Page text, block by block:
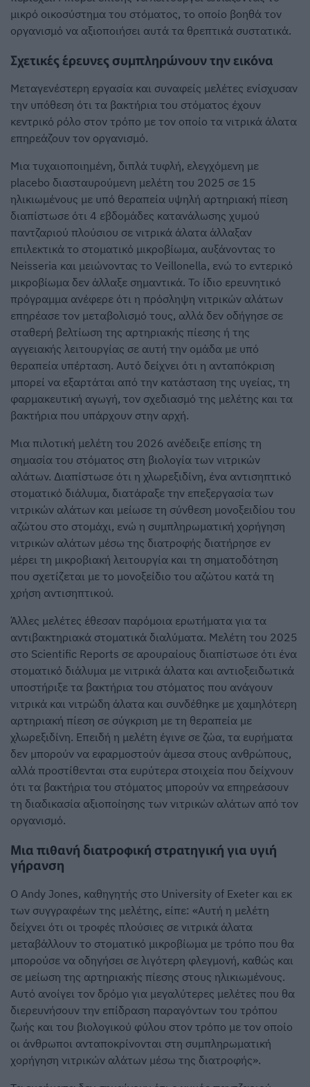
μικρό οικοσύστημα του στόματος, το οποίο βοηθά τον
οργανισμό να αξιοποιήσει αυτά τα θρεπτικά συστατικά.
Σχετικές έρευνες συμπληρώνουν την εικόνα
Μεταγενέστερη εργασία και συναφείς μελέτες ενίσχυσαν
την υπόθεση ότι τα βακτήρια του στόματος έχουν
κεντρικό ρόλο στον τρόπο με τον οποίο τα νιτρικά άλατα
επηρεάζουν τον οργανισμό.
Μια τυχαιοποιημένη, διπλά τυφλή, ελεγχόμενη με
placebo διασταυρούμενη μελέτη του 2025 σε 15
ηλικιωμένους με υπό θεραπεία υψηλή αρτηριακή πίεση
διαπίστωσε ότι 4 εβδομάδες κατανάλωσης χυμού
παντζαριού πλούσιου σε νιτρικά άλατα άλλαξαν
επιλεκτικά το στοματικό μικροβίωμα, αυξάνοντας το
Neisseria και μειώνοντας το Veillonella, ενώ το εντερικό
μικροβίωμα δεν άλλαξε σημαντικά. Το ίδιο ερευνητικό
πρόγραμμα ανέφερε ότι η πρόσληψη νιτρικών αλάτων
επηρέασε τον μεταβολισμό τους, αλλά δεν οδήγησε σε
σταθερή βελτίωση της αρτηριακής πίεσης ή της
αγγειακής λειτουργίας σε αυτή την ομάδα με υπό
θεραπεία υπέρταση. Αυτό δείχνει ότι η ανταπόκριση
μπορεί να εξαρτάται από την κατάσταση της υγείας, τη
φαρμακευτική αγωγή, τον σχεδιασμό της μελέτης και τα
βακτήρια που υπάρχουν στην αρχή.
Μια πιλοτική μελέτη του 2026 ανέδειξε επίσης τη
σημασία του στόματος στη βιολογία των νιτρικών
αλάτων. Διαπίστωσε ότι η χλωρεξιδίνη, ένα αντισηπτικό
στοματικό διάλυμα, διατάραξε την επεξεργασία των
νιτρικών αλάτων και μείωσε τη σύνθεση μονοξειδίου του
αζώτου στο στομάχι, ενώ η συμπληρωματική χορήγηση
νιτρικών αλάτων μέσω της διατροφής διατήρησε εν
μέρει τη μικροβιακή λειτουργία και τη σηματοδότηση
που σχετίζεται με το μονοξείδιο του αζώτου κατά τη
χρήση αντισηπτικού.
Άλλες μελέτες έθεσαν παρόμοια ερωτήματα για τα
αντιβακτηριακά στοματικά διαλύματα. Μελέτη του 2025
στο Scientific Reports σε αρουραίους διαπίστωσε ότι ένα
στοματικό διάλυμα με νιτρικά άλατα και αντιοξειδωτικά
υποστήριξε τα βακτήρια του στόματος που ανάγουν
νιτρικά και νιτρώδη άλατα και συνδέθηκε με χαμηλότερη
αρτηριακή πίεση σε σύγκριση με τη θεραπεία με
χλωρεξιδίνη. Επειδή η μελέτη έγινε σε ζώα, τα ευρήματα
δεν μπορούν να εφαρμοστούν άμεσα στους ανθρώπους,
αλλά προστίθενται στα ευρύτερα στοιχεία που δείχνουν
ότι τα βακτήρια του στόματος μπορούν να επηρεάσουν
τη διαδικασία αξιοποίησης των νιτρικών αλάτων από τον
οργανισμό.
Μια πιθανή διατροφική στρατηγική για υγιή
γήρανση
Ο Andy Jones, καθηγητής στο University of Exeter και εκ
των συγγραφέων της μελέτης, είπε: «Αυτή η μελέτη
δείχνει ότι οι τροφές πλούσιες σε νιτρικά άλατα
μεταβάλλουν το στοματικό μικροβίωμα με τρόπο που θα
μπορούσε να οδηγήσει σε λιγότερη φλεγμονή, καθώς και
σε μείωση της αρτηριακής πίεσης στους ηλικιωμένους.
Αυτό ανοίγει τον δρόμο για μεγαλύτερες μελέτες που θα
διερευνήσουν την επίδραση παραγόντων του τρόπου
ζωής και του βιολογικού φύλου στον τρόπο με τον οποίο
οι άνθρωποι ανταποκρίνονται στη συμπληρωματική
χορήγηση νιτρικών αλάτων μέσω της διατροφής».